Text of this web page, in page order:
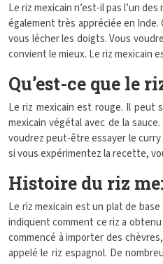
Le riz mexicain n’est-il pas l’un
également très appréciée en Inde.
vous lécher les doigts. Vous
convient le mieux. Le riz mexicain
Qu’est-ce que le
Le riz mexicain est rouge. Il peut
mexicain végétal avec de la
voudrez peut-être essayer le curry
si vous expérimentez la recette,
Histoire du riz
Le riz mexicain est un plat de
indiquent comment ce riz a obtenu
commencé à importer des
appelé le riz espagnol. De